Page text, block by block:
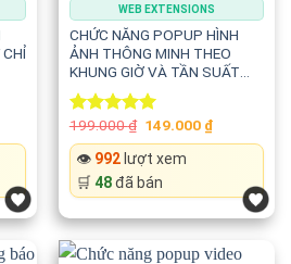
CHỈ
WEB EXTENSIONS
CHỨC NĂNG POPUP HÌNH
ẢNH THÔNG MINH THEO
KHUNG GIỜ VÀ TẦN SUẤT
HIỂN THỊ
Rated5.00
out of 5
199.000₫ Original
was:
199.000 ₫.
149.000 ₫Current
price
👁️ 992lượt xem
🛒 48đã bán